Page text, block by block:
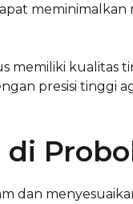
meminimalkan
memiliki kualitas
presisi tinggi
di
dan